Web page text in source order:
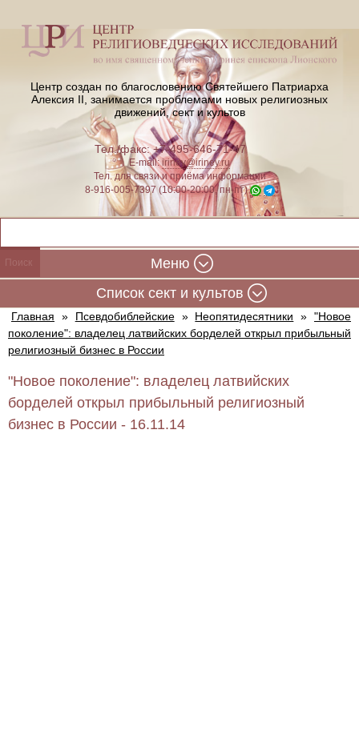
Центр создан по благословению Святейшего Патриарха
Алексия II, занимается проблемами новых религиозных
движений, сект и культов
Тел./факс: +7-495-646-71-47
E-mail:iriney@iriney.ru
Тел. для связи и приёма информации
8-916-005-7397 (10:00-20:00, пн-пт)
Меню
Cписок сект и культов
Главная » Псевдобиблейские » Неопятидесятники » "Новое
поколение": владелец латвийских борделей открыл прибыльный
религиозный бизнес в России
"Новое поколение": владелец латвийских
борделей открыл прибыльный религиозный
бизнес в России - 16.11.14